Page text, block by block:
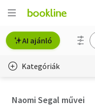
AI ajánló
Kategóriák
Naomi Segal művei